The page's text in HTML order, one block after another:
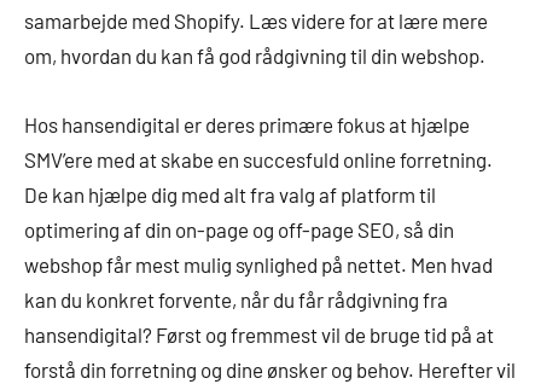
samarbejde med Shopify. Læs videre for at lære mere
om, hvordan du kan få god rådgivning til din webshop.
Hos hansendigital er deres primære fokus at hjælpe
SMV’ere med at skabe en succesfuld online forretning.
De kan hjælpe dig med alt fra valg af platform til
optimering af din on-page og off-page SEO, så din
webshop får mest mulig synlighed på nettet. Men hvad
kan du konkret forvente, når du får rådgivning fra
hansendigital? Først og fremmest vil de bruge tid på at
forstå din forretning og dine ønsker og behov. Herefter vil